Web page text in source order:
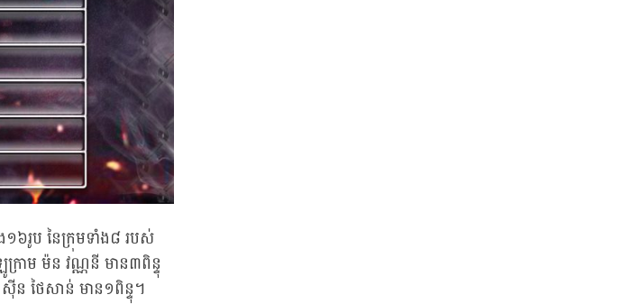
៦រូប នៃក្រុមទាំង៨ របស់
ក្រាម ម៉ន វណ្ណនី មាន៣ពិន្ទុ
ន ថៃសាន់ មាន១ពិន្ទុ។